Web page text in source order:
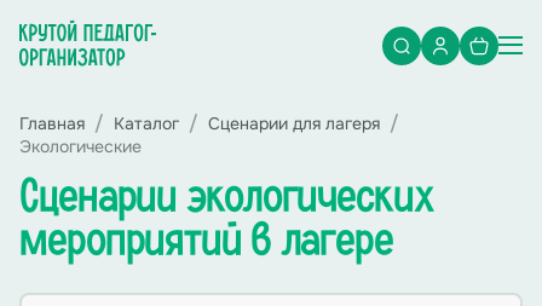
Главная Каталог
Сценарии для лагеря
Экологические
Сценарии экологических
мероприятий в лагере